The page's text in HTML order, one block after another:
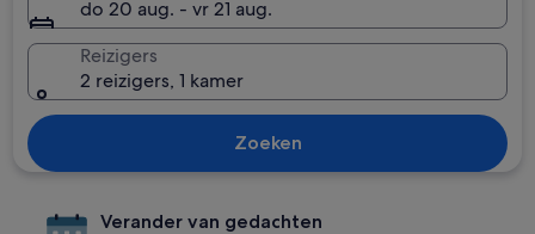
do 20 aug. - vr 21 aug.
Reizigers
2 reizigers, 1 kamer
Zoeken
Verander van gedachten